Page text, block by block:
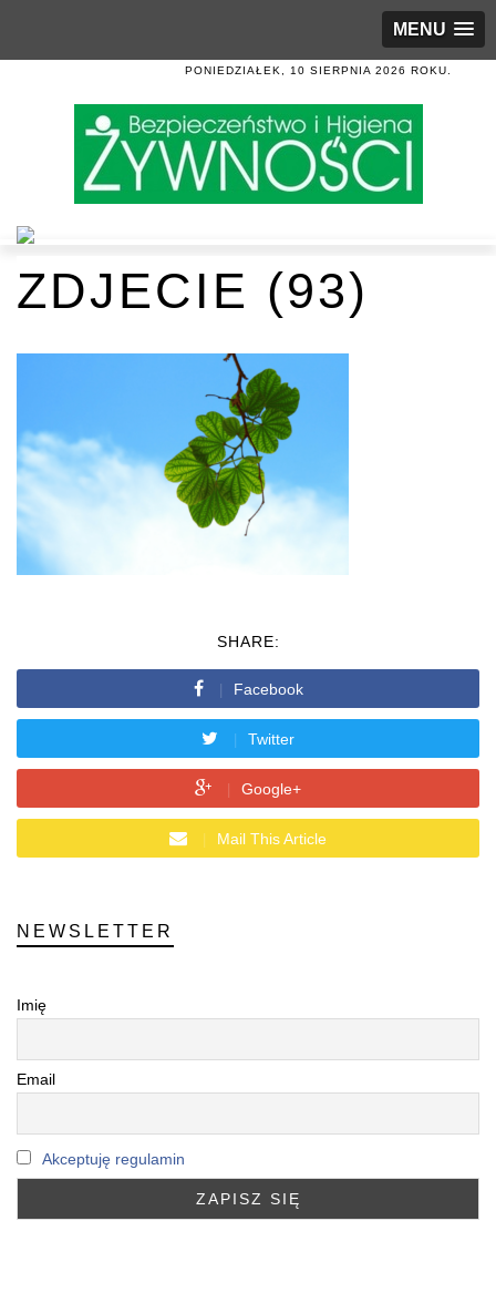
MENU
PONIEDZIAŁEK, 10 SIERPNIA 2026 ROKU.
ZDJECIE (93)
SHARE:
Facebook
Twitter
Google+
Mail This Article
NEWSLETTER
Imię
Email
Akceptuję regulamin